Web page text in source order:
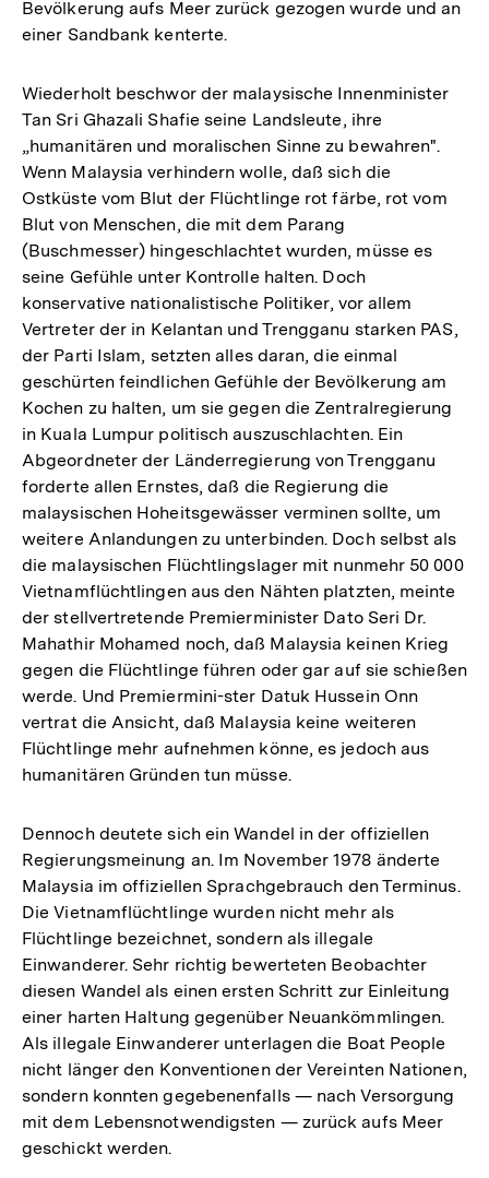
Bevölkerung aufs Meer zurück gezogen wurde und an
einer Sandbank kenterte.
Wiederholt beschwor der malaysische Innenminister
Tan Sri Ghazali Shafie seine Landsleute, ihre
„humanitären und moralischen Sinne zu bewahren".
Wenn Malaysia verhindern wolle, daß sich die
Ostküste vom Blut der Flüchtlinge rot färbe, rot vom
Blut von Menschen, die mit dem Parang
(Buschmesser) hingeschlachtet wurden, müsse es
seine Gefühle unter Kontrolle halten. Doch
konservative nationalistische Politiker, vor allem
Vertreter der in Kelantan und Trengganu starken PAS,
der Parti Islam, setzten alles daran, die einmal
geschürten feindlichen Gefühle der Bevölkerung am
Kochen zu halten, um sie gegen die Zentralregierung
in Kuala Lumpur politisch auszuschlachten. Ein
Abgeordneter der Länderregierung von Trengganu
forderte allen Ernstes, daß die Regierung die
malaysischen Hoheitsgewässer verminen sollte, um
weitere Anlandungen zu unterbinden. Doch selbst als
die malaysischen Flüchtlingslager mit nunmehr 50 000
Vietnamflüchtlingen aus den Nähten platzten, meinte
der stellvertretende Premierminister Dato Seri Dr.
Mahathir Mohamed noch, daß Malaysia keinen Krieg
gegen die Flüchtlinge führen oder gar auf sie schießen
werde. Und Premiermini-ster Datuk Hussein Onn
vertrat die Ansicht, daß Malaysia keine weiteren
Flüchtlinge mehr aufnehmen könne, es jedoch aus
humanitären Gründen tun müsse.
Dennoch deutete sich ein Wandel in der offiziellen
Regierungsmeinung an. Im November 1978 änderte
Malaysia im offiziellen Sprachgebrauch den Terminus.
Die Vietnamflüchtlinge wurden nicht mehr als
Flüchtlinge bezeichnet, sondern als illegale
Einwanderer. Sehr richtig bewerteten Beobachter
diesen Wandel als einen ersten Schritt zur Einleitung
einer harten Haltung gegenüber Neuankömmlingen.
Als illegale Einwanderer unterlagen die Boat People
nicht länger den Konventionen der Vereinten Nationen,
sondern konnten gegebenenfalls — nach Versorgung
mit dem Lebensnotwendigsten — zurück aufs Meer
geschickt werden.